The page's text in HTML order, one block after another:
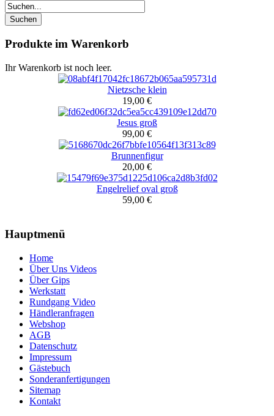
Produkte im Warenkorb
Ihr Warenkorb ist noch leer.
Nietzsche klein
19,00 €
Jesus groß
99,00 €
Brunnenfigur
20,00 €
Engelrelief oval groß
59,00 €
Hauptmenü
Home
Über Uns Videos
Über Gips
Werkstatt
Rundgang Video
Händleranfragen
Webshop
AGB
Datenschutz
Impressum
Gästebuch
Sonderanfertigungen
Sitemap
Kontakt